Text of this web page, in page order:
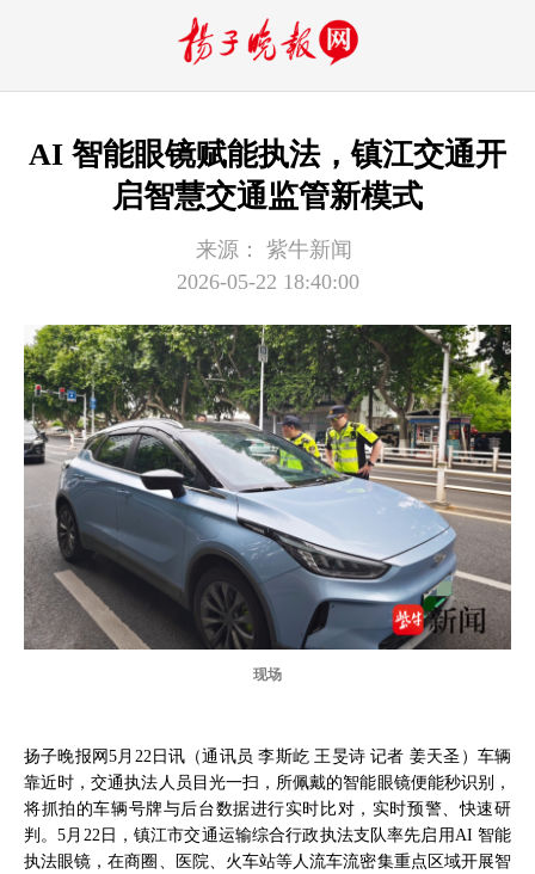
AI 智能眼镜赋能执法，镇江交通开
启智慧交通监管新模式
来源：
紫牛新闻
2026-05-22 18:40:00
现场
扬子晚报网5月22日讯（通讯员 李斯屹 王旻诗 记者 姜天圣）车辆
靠近时，交通执法人员目光一扫，所佩戴的智能眼镜便能秒识别，
将抓拍的车辆号牌与后台数据进行实时比对，实时预警、快速研
判。5月22日，镇江市交通运输综合行政执法支队率先启用AI 智能
执法眼镜，在商圈、医院、火车站等人流车流密集重点区域开展智